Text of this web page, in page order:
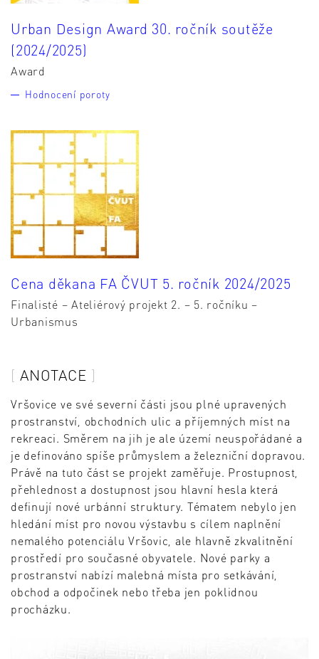
Urban Design Award 30. ročník soutěže
(2024/2025)
Award
Hodnocení poroty
Cena děkana FA ČVUT 5. ročník 2024/2025
Finalisté – Ateliérový projekt 2. – 5. ročníku –
Urbanismus
ANOTACE
Vršovice ve své severní části jsou plné upravených
prostranství, obchodních ulic a příjemných míst na
rekreaci. Směrem na jih je ale území neuspořádané a
je definováno spíše průmyslem a železniční dopravou.
Právě na tuto část se projekt zaměřuje. Prostupnost,
přehlednost a dostupnost jsou hlavní hesla která
definují nové urbánní struktury. Tématem nebylo jen
hledání míst pro novou výstavbu s cílem naplnění
nemalého potenciálu Vršovic, ale hlavně zkvalitnění
prostředí pro současné obyvatele. Nové parky a
prostranství nabízí malebná místa pro setkávání,
obchod a odpočinek nebo třeba jen poklidnou
procházku.